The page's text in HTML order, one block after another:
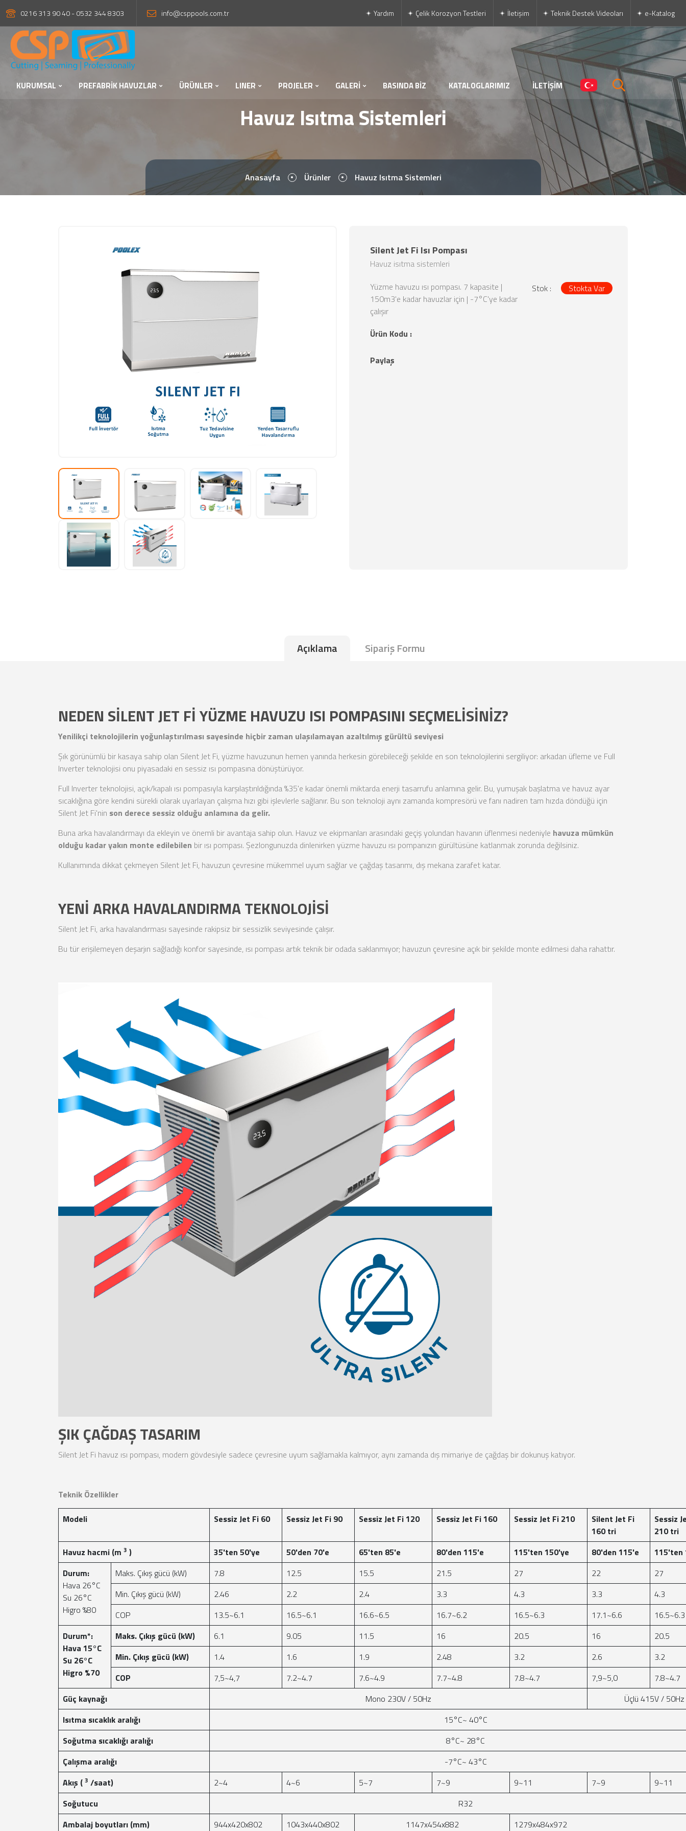
0216 313 90 40 - 0532 344 8303 info@csppools.com.tr Yardım Çelik Korozyon Testleri İletişim Teknik Destek Videoları e-Katalog
KURUMSAL PREFABRİK HAVUZLAR ÜRÜNLER LINER PROJELER GALERİ BASINDA BİZ KATALOGLARIMIZ İLETİŞİM
Havuz Isıtma Sistemleri
Anasayfa Ürünler Havuz Isıtma Sistemleri
Silent Jet Fi Isı Pompası
Havuz isıtma sistemleri
Stok :
Stokta Var
Yüzme havuzu ısı pompası. 7 kapasite |
150m3'e kadar havuzlar için | -7°C'ye kadar
çalışır
Ürün Kodu :
Paylaş
Açıklama Sipariş Formu
NEDEN SİLENT JET Fİ YÜZME HAVUZU ISI POMPASINI SEÇMELİSİNİZ?
Yenilikçi teknolojilerin yoğunlaştırılması sayesinde hiçbir zaman ulaşılamayan azaltılmış gürültü seviyesi
Şık görünümlü bir kasaya sahip olan Silent Jet Fi, yüzme havuzunun hemen yanında herkesin görebileceği şekilde en son teknolojilerini sergiliyor: arkadan üfleme ve Full
Inverter teknolojisi onu piyasadaki en sessiz ısı pompasına dönüştürüyor.
Full Inverter teknolojisi, açık/kapalı ısı pompasıyla karşılaştırıldığında %35'e kadar önemli miktarda enerji tasarrufu anlamına gelir. Bu, yumuşak başlatma ve havuz ayar
sıcaklığına göre kendini sürekli olarak uyarlayan çalışma hızı gibi işlevlerle sağlanır. Bu son teknoloji aynı zamanda kompresörü ve fanı nadiren tam hızda döndüğü için
Silent Jet Fi'nin son derece sessiz olduğu anlamına da gelir.
Buna arka havalandırmayı da ekleyin ve önemli bir avantaja sahip olun. Havuz ve ekipmanları arasındaki geçiş yolundan havanın üflenmesi nedeniyle havuza mümkün
olduğu kadar yakın monte edilebilen bir ısı pompası. Şezlongunuzda dinlenirken yüzme havuzu ısı pompanızın gürültüsüne katlanmak zorunda değilsiniz.
Kullanımında dikkat çekmeyen Silent Jet Fi, havuzun çevresine mükemmel uyum sağlar ve çağdaş tasarımı, dış mekana zarafet katar.
YENİ ARKA HAVALANDIRMA TEKNOLOJİSİ
Silent Jet Fi, arka havalandırması sayesinde rakipsiz bir sessizlik seviyesinde çalışır.
Bu tür erişilemeyen deşarjın sağladığı konfor sayesinde, ısı pompası artık teknik bir odada saklanmıyor; havuzun çevresine açık bir şekilde monte edilmesi daha rahattır.
ŞIK ÇAĞDAŞ TASARIM
Silent Jet Fi havuz ısı pompası, modern gövdesiyle sadece çevresine uyum sağlamakla kalmıyor, aynı zamanda dış mimariye de çağdaş bir dokunuş katıyor.
Teknik Özellikler
Modeli
Sessiz Jet Fi 60 Sessiz Jet Fi 90 Sessiz Jet Fi 120 Sessiz Jet Fi 160 Sessiz Jet Fi 210
Silent Jet Fi
160 tri
Sessiz
210 tri
Havuz hacmi (m 3 ) 35'ten 50'ye 50'den 70'e 65'ten 85'e 80'den 115'e 115'ten 150'ye 80'den 115'e
115'ten
Durum:
Hava 26°C
Su 26°C
Higro %80
Maks. Çıkış gücü (kW) 7.8 12.5 15.5 21.5 27 22
27
Min. Çıkış gücü (kW)
2.46 2.2 2.4 3.3 4.3 3.3
4.3
COP
13.5~6.1 16.5~6.1 16.6~6.5 16.7~6.2 16.5~6.3 17.1~6.6
16.5~6.3
Durum*:
Hava 15°C
Su 26°C
Higro %70
Maks. Çıkış gücü (kW) 6.1 9.05 11.5 16 20.5 16
20.5
Min. Çıkış gücü (kW)
1.4 1.6 1.9 2.48 3.2 2.6
3.2
COP
7,5~4,7 7.2~4.7 7.6~4.9 7.7~4.8 7.8~4.7 7,9~5,0
7.8~4.7
Güç kaynağı
Mono 230V / 50Hz
Üçlü 415V / 50Hz
Isıtma sıcaklık aralığı
15°C~ 40°C
Soğutma sıcaklığı aralığı
8°C~ 28°C
Çalışma aralığı
-7°C~ 43°C
Akış ( 3 /saat) 2~4 4~6 5~7 7~9 9~11 7~9
9~11
Soğutucu
R32
Ambalaj boyutları (mm)
944x420x802 1043x440x802 1147x454x882 1279x484x972